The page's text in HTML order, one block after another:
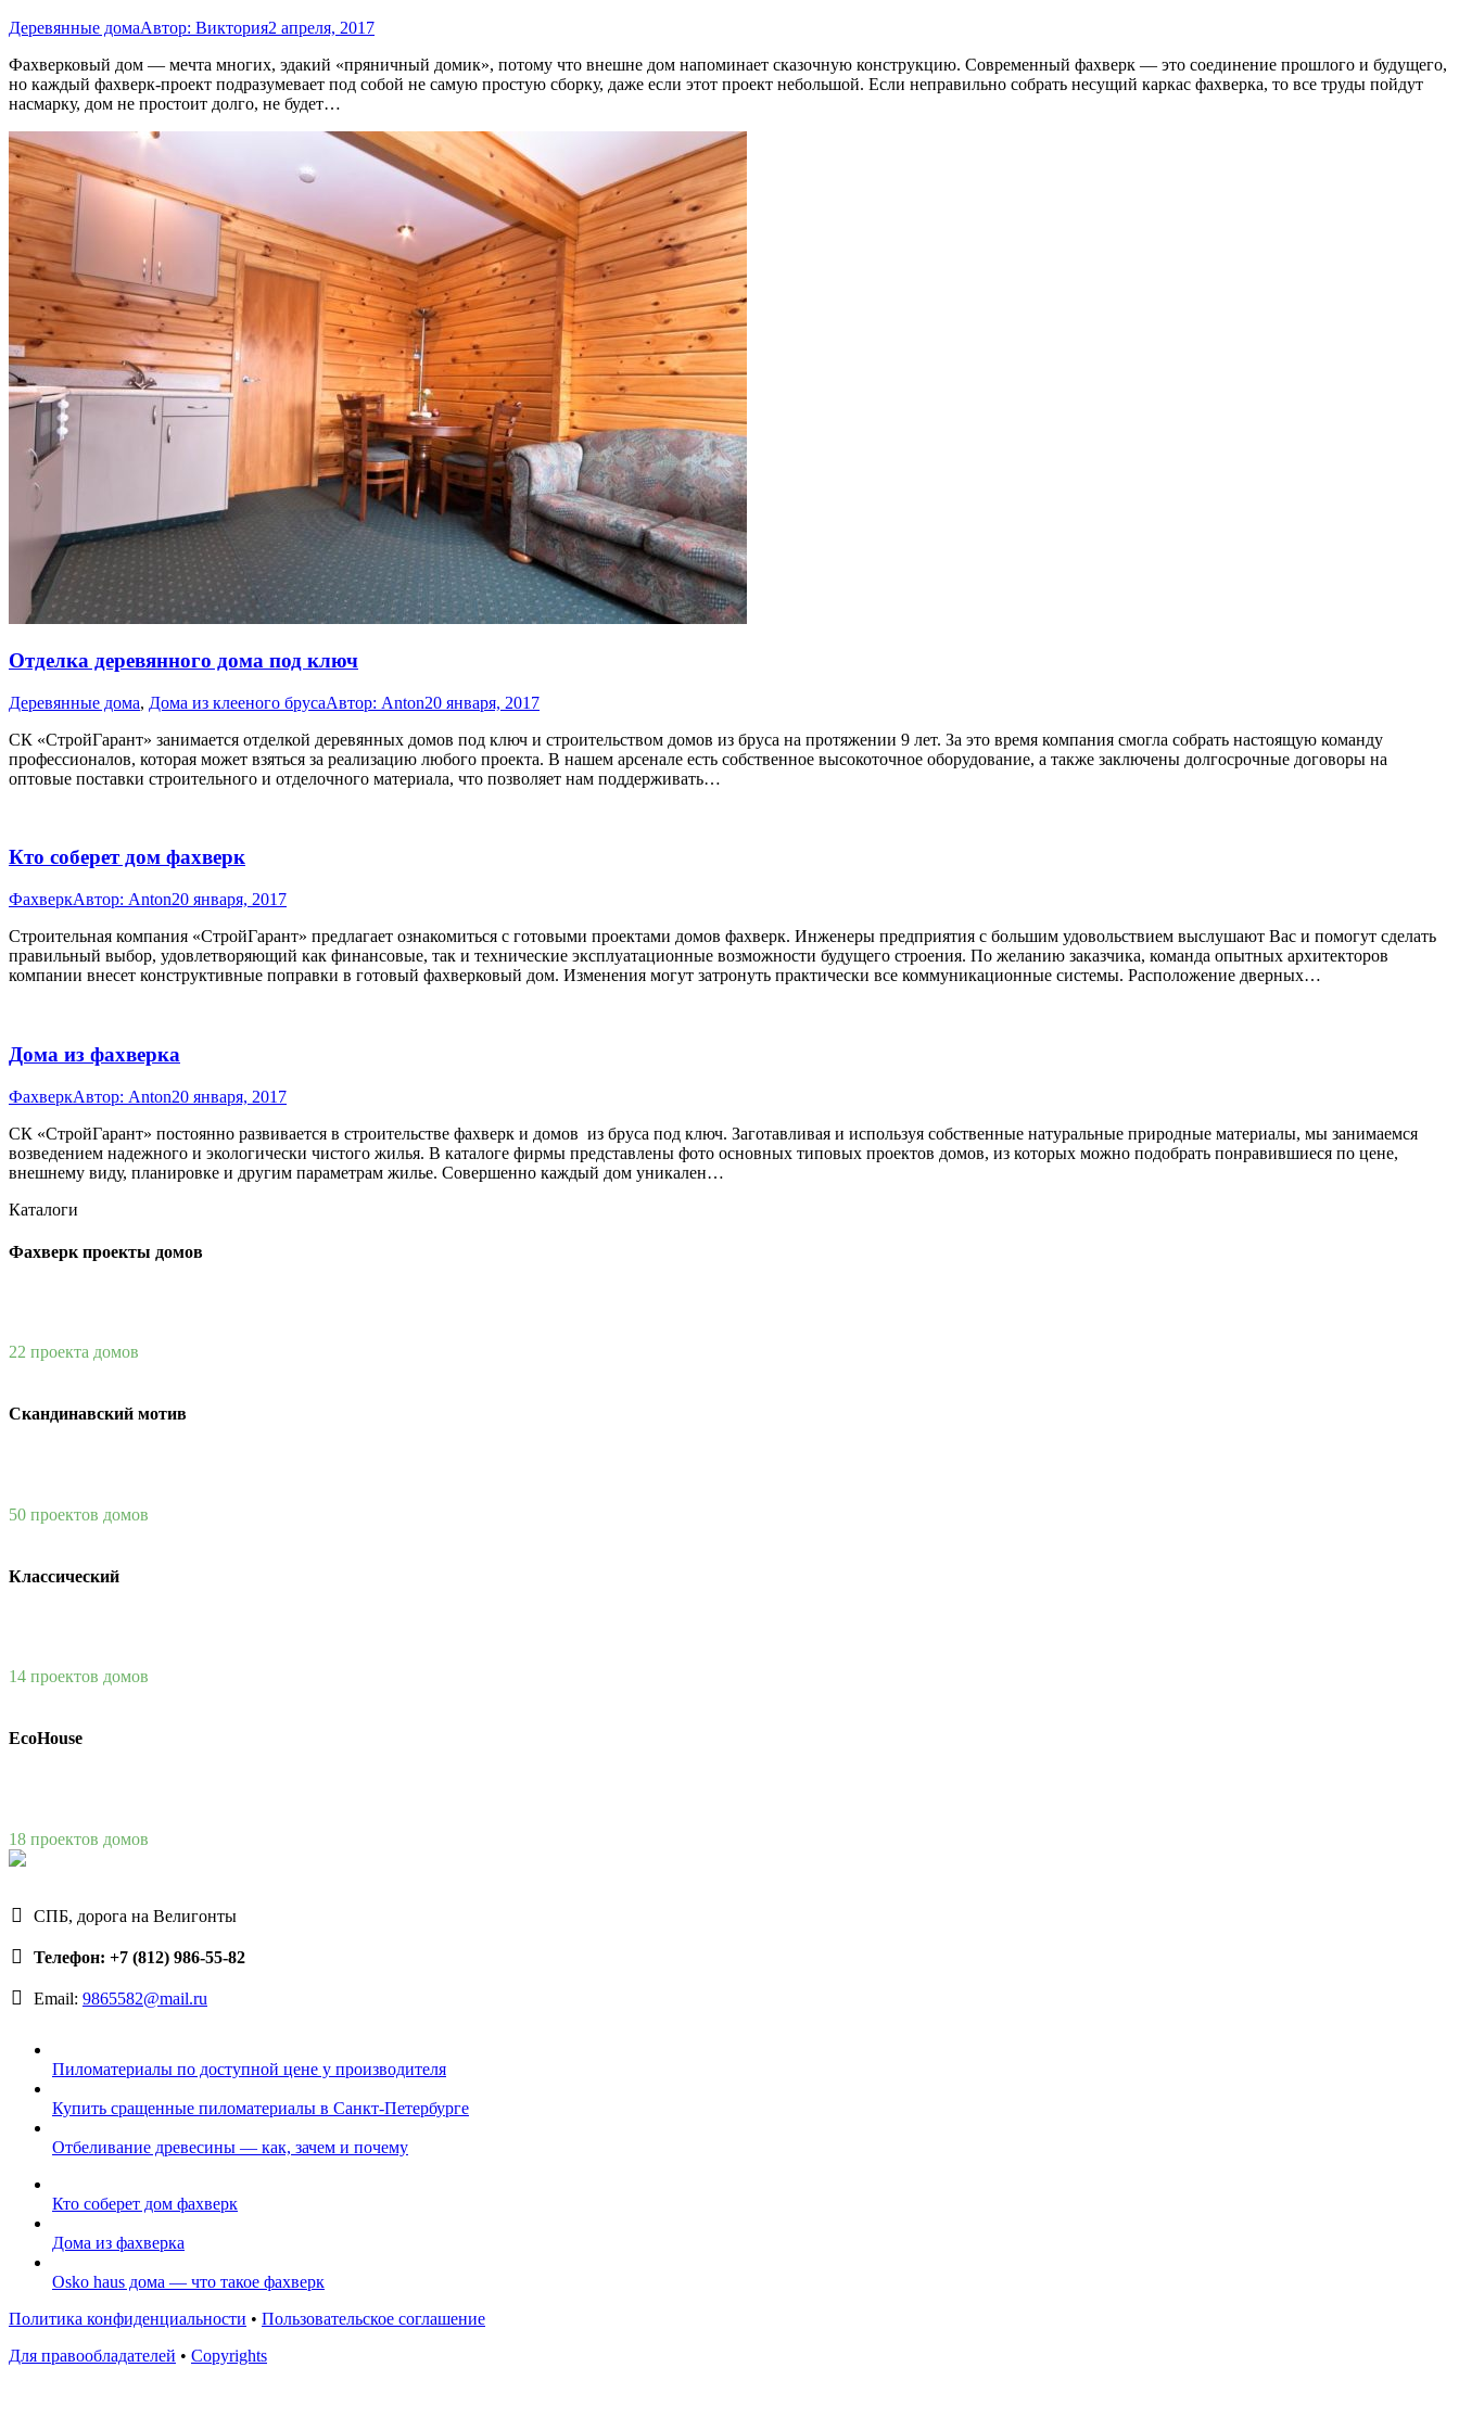
Деревянные домаАвтор: Виктория2 апреля, 2017
Фахверковый дом — мечта многих, эдакий «пряничный домик», потому что внешне дом напоминает сказочную конструкцию. Современный фахверк — это соединение прошлого и будущего,
но каждый фахверк-проект подразумевает под собой не самую простую сборку, даже если этот проект небольшой. Если неправильно собрать несущий каркас фахверка, то все труды пойдут
насмарку, дом не простоит долго, не будет…
Отделка деревянного дома под ключ
Деревянные дома, Дома из клееного брусаАвтор: Anton20 января, 2017
СК «СтройГарант» занимается отделкой деревянных домов под ключ и строительством домов из бруса на протяжении 9 лет. За это время компания смогла собрать настоящую команду
профессионалов, которая может взяться за реализацию любого проекта. В нашем арсенале есть собственное высокоточное оборудование, а также заключены долгосрочные договоры на
оптовые поставки строительного и отделочного материала, что позволяет нам поддерживать…
Кто соберет дом фахверк
ФахверкАвтор: Anton20 января, 2017
Строительная компания «СтройГарант» предлагает ознакомиться с готовыми проектами домов фахверк. Инженеры предприятия с большим удовольствием выслушают Вас и помогут сделать
правильный выбор, удовлетворяющий как финансовые, так и технические эксплуатационные возможности будущего строения. По желанию заказчика, команда опытных архитекторов
компании внесет конструктивные поправки в готовый фахверковый дом. Изменения могут затронуть практически все коммуникационные системы. Расположение дверных…
Дома из фахверка
ФахверкАвтор: Anton20 января, 2017
СК «СтройГарант» постоянно развивается в строительстве фахверк и домов из бруса под ключ. Заготавливая и используя собственные натуральные природные материалы, мы занимаемся
возведением надежного и экологически чистого жилья. В каталоге фирмы представлены фото основных типовых проектов домов, из которых можно подобрать понравившиеся по цене,
внешнему виду, планировке и другим параметрам жилье. Совершенно каждый дом уникален…
Каталоги
Фахверк проекты домов
22 проекта домов
Скандинавский мотив
50 проектов домов
Классический
14 проектов домов
EcoHouse
18 проектов домов
СПБ, дорога на Велигонты
Телефон: +7 (812) 986-55-82
Email: 9865582@mail.ru
Пиломатериалы по доступной цене у производителя
Купить сращенные пиломатериалы в Санкт-Петербурге
Отбеливание древесины — как, зачем и почему
Кто соберет дом фахверк
Дома из фахверка
Osko haus дома — что такое фахверк
Политика конфиденциальности • Пользовательское соглашение
Для правообладателей • Copyrights